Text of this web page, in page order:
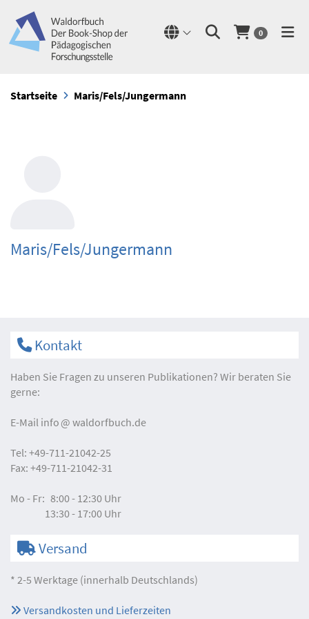
0
Startseite Maris/Fels/Jungermann
Maris/Fels/Jungermann
Kontakt
Haben Sie Fragen zu unseren Publikationen? Wir beraten Sie
gerne:
E-Mail info waldorfbuch.de
Tel: +49-711-21042-25
Fax: +49-711-21042-31
Mo - Fr: 8:00 - 12:30 Uhr
13:30 - 17:00 Uhr
Versand
* 2-5 Werktage (innerhalb Deutschlands)
Versandkosten und Lieferzeiten